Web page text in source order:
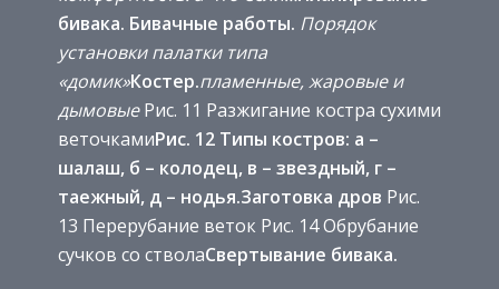
бивака. Бивачные работы. Порядок
установки палатки типа
«домик»Костер.пламенные, жаровые и
дымовыеРис. 11 Разжигание костра сухими
веточкамиРис. 12 Типы костров: а –
шалаш, б – колодец, в – звездный, г –
таежный, д – нодья.Заготовка дров Рис.
13 Перерубание веток Рис. 14 Обрубание
сучков со стволаСвертывание бивака.